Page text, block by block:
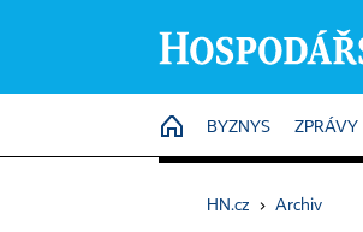
HOME
BYZNYS ZPRÁVY
HN.cz › Archiv